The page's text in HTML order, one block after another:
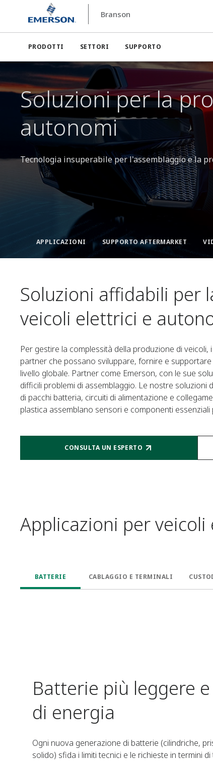
Branson
PRODOTTI SETTORI SUPPORTO
Branson Soluzioni per la produzione di veicoli
Soluzioni per la
autonomi
Tecnologia insuperabile per l'assemblaggio e la
APPLICAZIONI SUPPORTO AFTERMARKET
Soluzioni affidabili per
veicoli elettrici e
Per gestire la complessità della produzione di
partner che possano sviluppare, fornire e
livello globale. Partner come Emerson, con le sue
difficili problemi di assemblaggio. Le nostre soluzioni
di pacchi batteria, circuiti di alimentazione e
plastica assemblano sensori e componenti
CONSULTA UN ESPERTO
Applicazioni per
BATTERIE CABLAGGIO E TERMINALI
Batterie più leggere
di energia
Ogni nuova generazione di batterie (cilindriche,
solido) sfida i limiti tecnici e le richieste in termini